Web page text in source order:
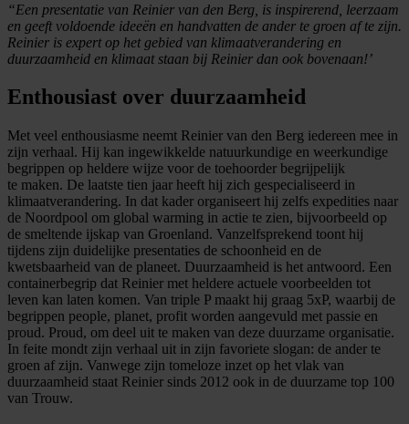
“Een presentatie van Reinier van den Berg, is inspirerend, leerzaam
en geeft voldoende ideeën en handvatten de ander te groen af te zijn.
Reinier is expert op het gebied van klimaatverandering en
duurzaamheid en klimaat staan bij Reinier dan ook bovenaan!’
Enthousiast over duurzaamheid
Met veel enthousiasme neemt Reinier van den Berg iedereen mee in
zijn verhaal. Hij kan ingewikkelde natuurkundige en weerkundige
begrippen op heldere wijze voor de toehoorder begrijpelijk
te maken. De laatste tien jaar heeft hij zich gespecialiseerd in
klimaatverandering. In dat kader organiseert hij zelfs expedities naar
de Noordpool om global warming in actie te zien, bijvoorbeeld op
de smeltende ijskap van Groenland. Vanzelfsprekend toont hij
tijdens zijn duidelijke presentaties de schoonheid en de
kwetsbaarheid van de planeet. Duurzaamheid is het antwoord. Een
containerbegrip dat Reinier met heldere actuele voorbeelden tot
leven kan laten komen. Van triple P maakt hij graag 5xP, waarbij de
begrippen people, planet, profit worden aangevuld met passie en
proud. Proud, om deel uit te maken van deze duurzame organisatie.
In feite mondt zijn verhaal uit in zijn favoriete slogan: de ander te
groen af zijn. Vanwege zijn tomeloze inzet op het vlak van
duurzaamheid staat Reinier sinds 2012 ook in de duurzame top 100
van Trouw.